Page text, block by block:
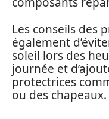
Les conseils des
également
soleil lors des
journée et
protectrices
ou des chapeaux.